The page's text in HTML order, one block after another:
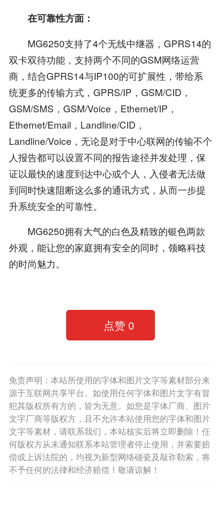
在可靠性方面：
MG6250支持了4个无线中继器，GPRS14的
双卡双待功能，支持两个不同的GSM网络运营
商，结合GPRS14与IP100的可扩展性，带给系
统更多的传输方式，GPRS/IP，GSM/CID，
GSM/SMS，GSM/Voice，Ethernet/IP，
Ethernet/Email，Landline/CID，
Landline/Voice，无论是对于中心联网的传输不个
人报告都可以设置不同的报告途径并发处理，保
证以最快的速度到达中心或个人，入侵者无法做
到同时快速阻断这么多的通讯方式，从而一步提
升系统安全的可靠性。
MG6250拥有大气的白色及精致的银色两款
外观，能让您的家庭拥有安全的同时，领略科技
的时尚魅力。
点赞 0
免责声明：本站所使用的字体和图片文字等素材部分来
源于互联网共享平台。如使用任何字体和图片文字有冒
犯其版权所有方的，皆为无意。如您是字体厂商、图片
文字厂商等版权方，且不允许本站使用您的字体和图片
文字等素材，请联系我们，本站核实后将立即删除！任
何版权方从未通知联系本站管理者停止使用，并索要赔
偿或上诉法院的，均视为新型网络碰瓷及敲诈勒索，将
不予任何的法律和经济赔偿！敬请谅解！